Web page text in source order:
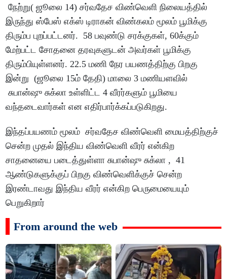
நேற்று( ஜூலை 14) சர்வதேச விண்வெளி நிலையத்தில்
இருந்து ஸ்பேஸ் எக்ஸ் டிராகன் விண்கலம் மூலம் பூமிக்கு
திரும்ப புறப்பட்டனர். 58 பவுண்டு சரக்குகள், 60க்கும்
மேற்பட்ட சோதனை தரவுகளுடன் அவர்கள் பூமிக்கு
திரும்பியுள்ளனர். 22.5 மணி நேர பயணத்திற்கு பிறகு
இன்று (ஜூலை 15ம் தேதி) மாலை 3 மணியளவில்
சுபான்ஷு சுக்லா உள்ளிட்ட 4 வீரர்களும் பூமியை
வந்தடைவார்கள் என எதிர்பார்க்கப்படுகிறது.
இந்தப்பயணம் மூலம் சர்வதேச விண்வெளி மையத்திற்குச்
சென்ற முதல் இந்திய விண்வெளி வீரர் என்கிற
சாதனையை படைத்துள்ளா சுபான்ஷு சுக்லா , 41
ஆண்டுகளுக்குப் பிறகு விண்வெளிக்குச் சென்ற
இரண்டாவது இந்திய வீரர் என்கிற பெருமையையும்
பெறுகிறார்
From around the web